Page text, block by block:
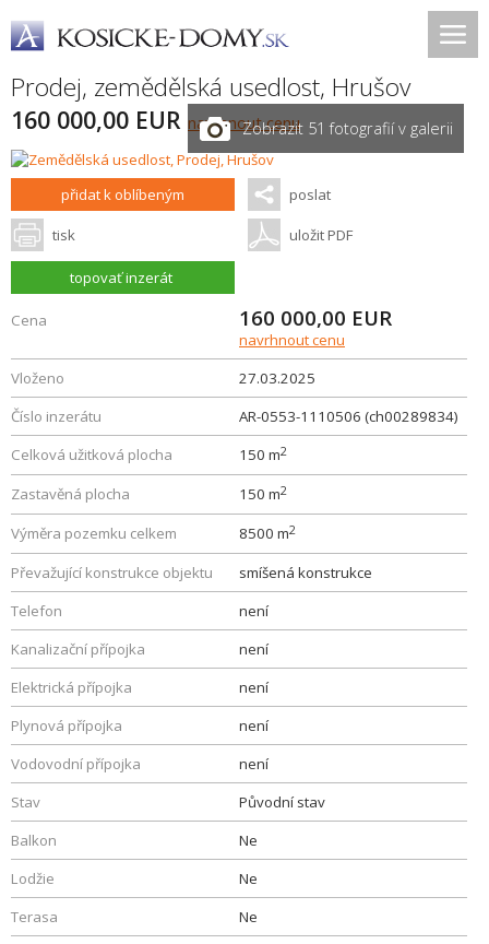
Prodej, zemědělská usedlost, Hrušov
160 000,00 EUR navrhnout cenuZobrazit 51 fotografií v galerii
přidat k oblíbeným poslat
tisk uložit PDF
topovať inzerát
Cena 160 000,00 EUR
navrhnout cenu
Vloženo
27.03.2025
Číslo inzerátu
AR-0553-1110506 (ch00289834)
Celková užitková plocha
150 m2
Zastavěná plocha 150 m2
Výměra pozemku celkem 8500 m2
Převažující konstrukce objektu
smíšená konstrukce
Telefon
není
Kanalizační přípojka
není
Elektrická přípojka
není
Plynová přípojka
není
Vodovodní přípojka
není
Stav
Původní stav
Balkon
Ne
Lodžie
Ne
Terasa
Ne